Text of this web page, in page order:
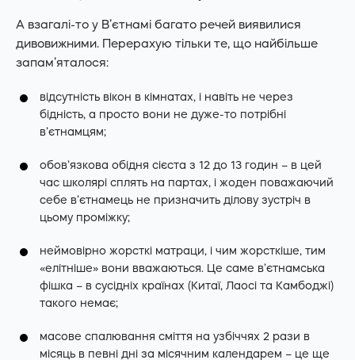
А взагалі-то у В’єтнамі багато речей виявилися
дивовижними. Перерахую тільки те, що найбільше
запам’яталося:
відсутність вікон в кімнатах, і навіть не через
бідність, а просто вони не дуже-то потрібні
в’єтнамцям;
обов’язкова обідня сієста з 12 до 13 годин – в цей
час школярі сплять на партах, і жоден поважаючий
себе в’єтнамець не призначить ділову зустріч в
цьому проміжку;
неймовірно жорсткі матраци, і чим жорсткіше, тим
«елітніше» вони вважаються. Це саме в’єтнамська
фішка – в сусідніх країнах (Китаї, Лаосі та Камбоджі)
такого немає;
масове спалювання сміття на узбіччях 2 рази в
місяць в певні дні за місячним календарем – це ще